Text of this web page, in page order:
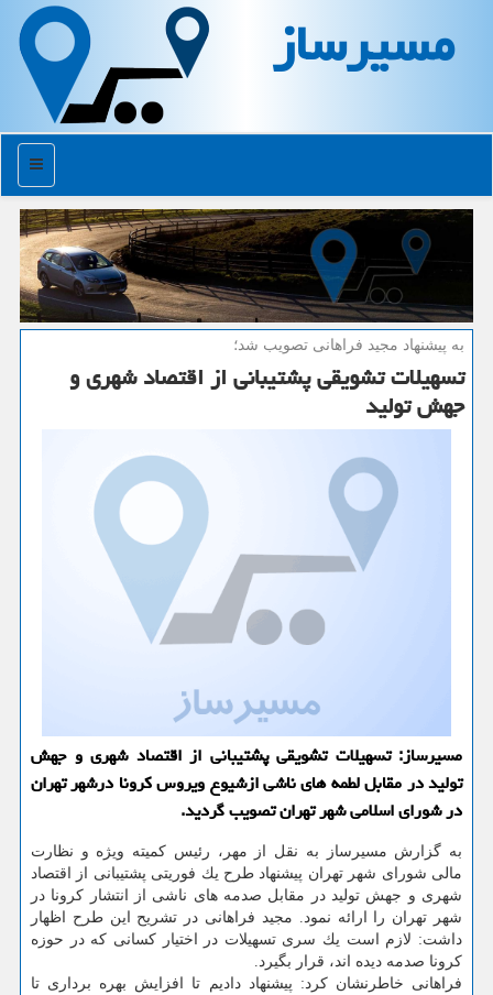
مسیرساز
منو
به پیشنهاد مجید فراهانی تصویب شد؛
تسهیلات تشویقی پشتیبانی از اقتصاد شهری و
جهش تولید
مسیرساز: تسهیلات تشویقی پشتیبانی از اقتصاد شهری و جهش
تولید در مقابل لطمه های ناشی ازشیوع ویروس كرونا درشهر تهران
در شورای اسلامی شهر تهران تصویب گردید.
به گزارش مسیرساز به نقل از مهر، رئیس كمیته ویژه و نظارت
مالی شورای شهر تهران پیشنهاد طرح یك فوریتی پشتیبانی از اقتصاد
شهری و جهش تولید در مقابل صدمه های ناشی از انتشار كرونا در
شهر تهران را ارائه نمود. مجید فراهانی در تشریح این طرح اظهار
داشت: لازم است یك سری تسهیلات در اختیار كسانی كه در حوزه
كرونا صدمه دیده اند، قرار بگیرد.
فراهانی خاطرنشان كرد: پیشنهاد دادیم تا افزایش بهره برداری تا